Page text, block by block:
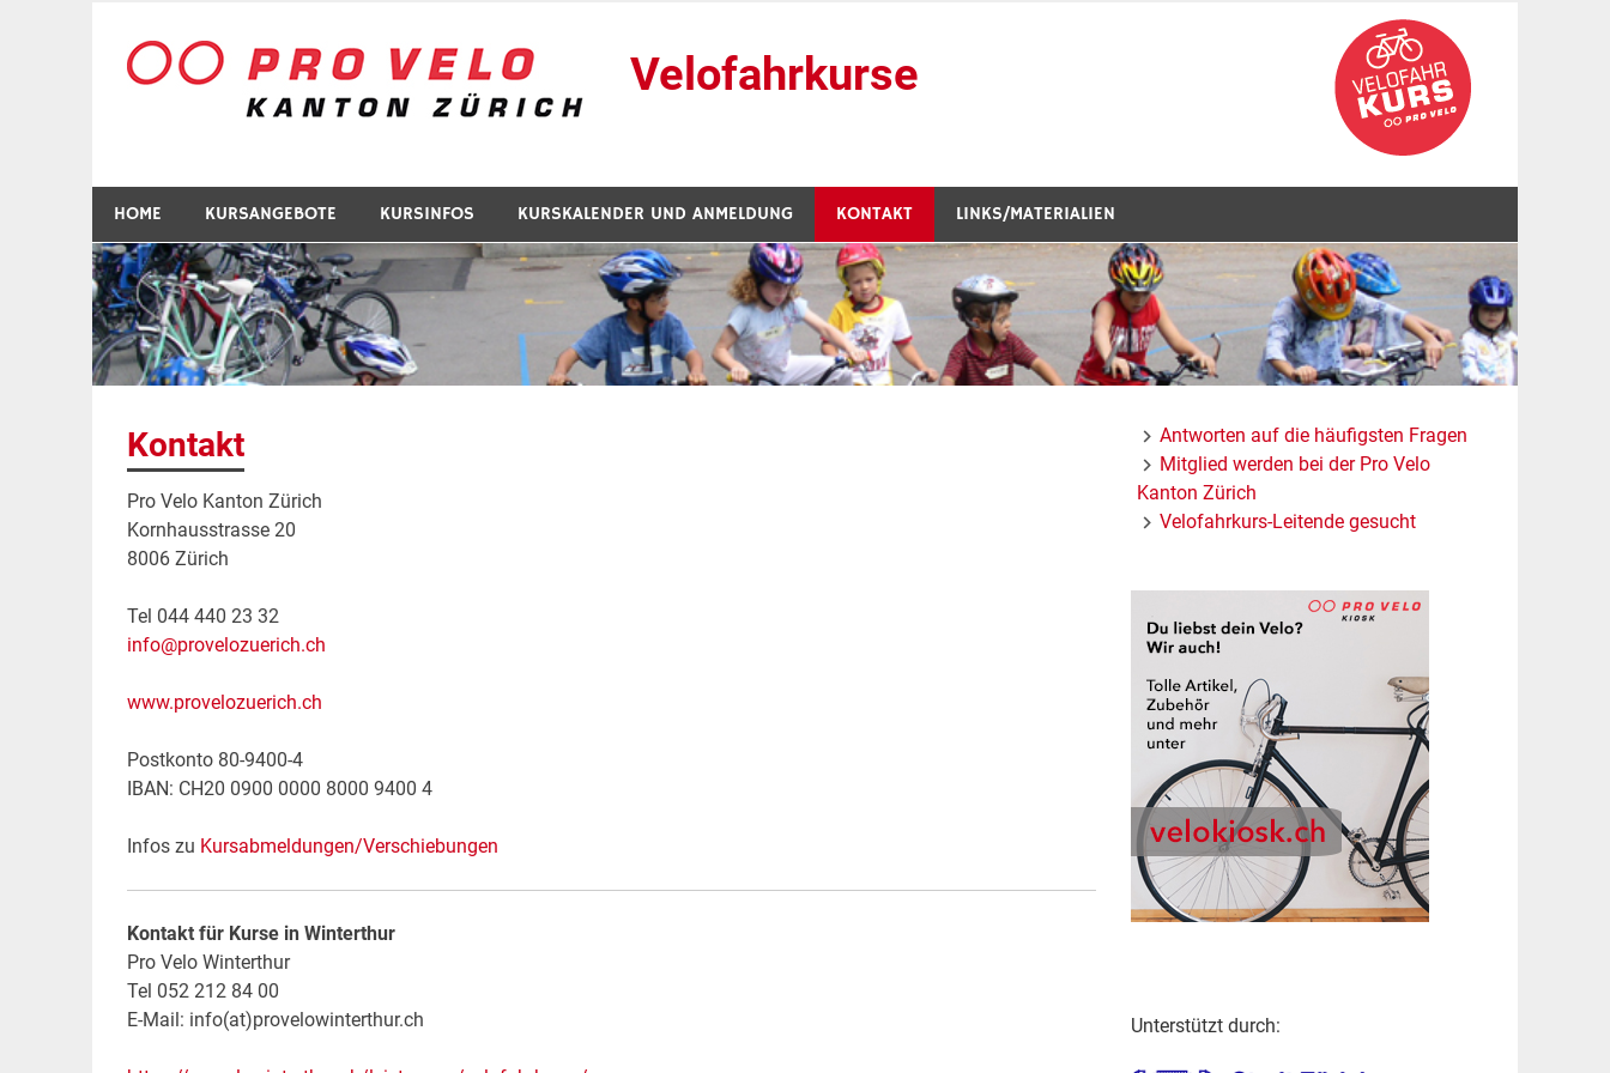
Inhalt
springen
Velofahrkurse
HOME KURSANGEBOTE KURSINFOS KURSKALENDER UND ANMELDUNG KONTAKT LINKS/MATERIALIEN
Kontakt
Pro Velo Kanton Zürich
Kornhausstrasse 20
8006 Zürich
Tel 044 440 23 32
info@provelozuerich.ch
www.provelozuerich.ch
Postkonto 80-9400-4
IBAN: CH20 0900 0000 8000 9400 4
Infos zu Kursabmeldungen/Verschiebungen
Kontakt für Kurse in Winterthur
Pro Velo Winterthur
Tel 052 212 84 00
E-Mail: info(at)provelowinterthur.ch
Antworten auf die häufigsten Fragen
Mitglied werden bei der Pro Velo
Kanton Zürich
Velofahrkurs-Leitende gesucht
Unterstützt durch: